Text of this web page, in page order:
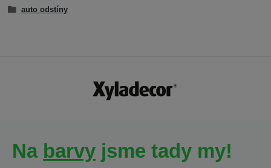
auto odstíny
Na barvy jsme tady my!